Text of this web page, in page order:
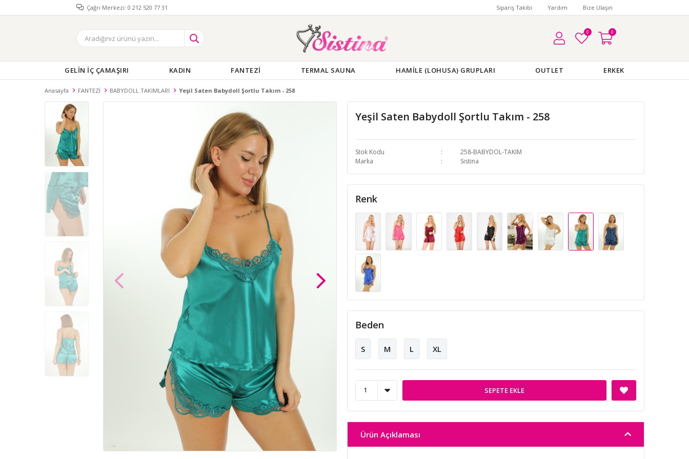
Çağrı Merkezi: 0 212 520 77 31 Sipariş Takibi Yardım Bize Ulaşın
0 0
GELİN İÇ ÇAMAŞIRI KADIN FANTEZİ TERMAL SAUNA HAMİLE (LOHUSA) GRUPLARI OUTLET ERKEK
Anasayfa FANTEZİ BABYDOLL TAKIMLARI Yeşil Saten Babydoll Şortlu Takım - 258
Yeşil Saten Babydoll Şortlu Takım - 258
Stok Kodu
258-BABYDOL-TAKIM
Marka
Sistina
Renk
Beden
S M L XL
SEPETE EKLE
Ürün Açıklaması